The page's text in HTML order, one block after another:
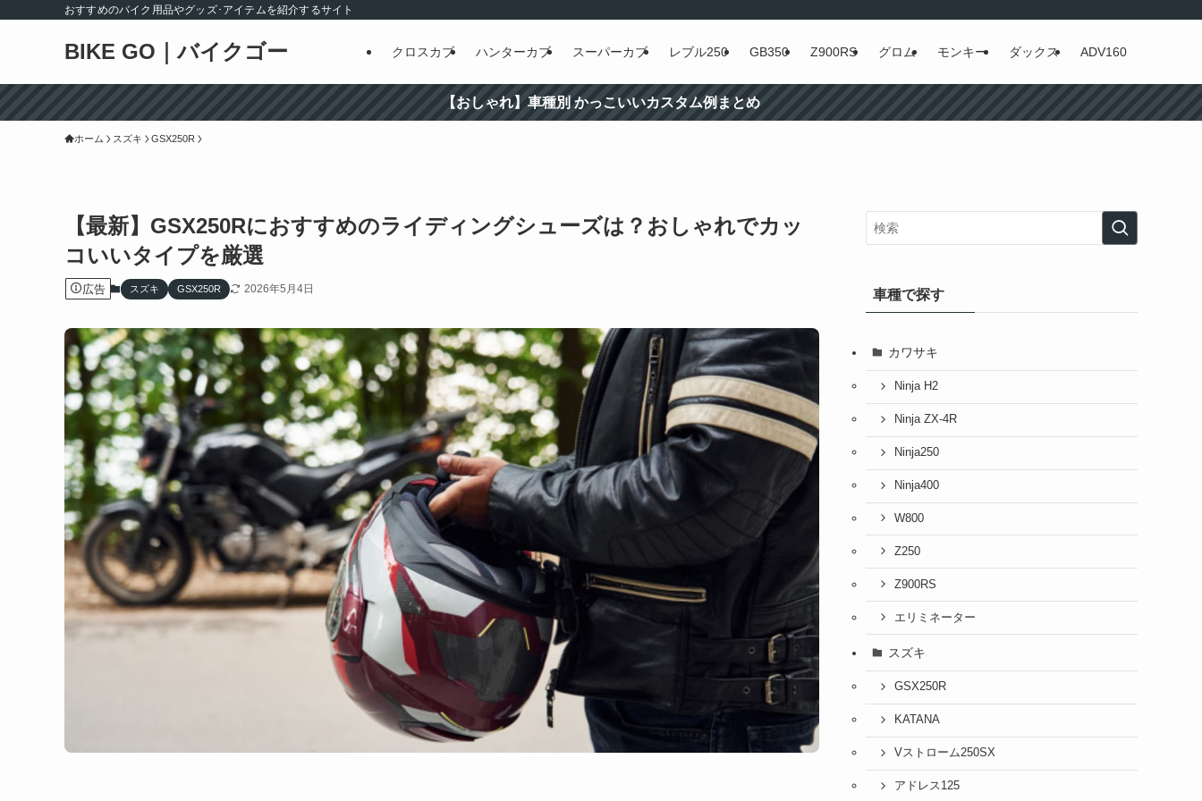
おすすめのバイク用品やグッズ･アイテムを紹介するサイト
BIKE GO｜バイクゴー クロスカブ ハンターカブ スーパーカブ レブル250 GB350 Z900RS グロム モンキー ダックス ADV160
【おしゃれ】車種別 かっこいいカスタム例まとめ
ホーム スズキ GSX250R
【最新】GSX250Rにおすすめのライディングシューズは？おしゃれでカッ
コいいタイプを厳選
広告 スズキ GSX250R 2026年5月4日 車種で探す
カワサキ
Ninja H2
Ninja ZX-4R
Ninja250
Ninja400
W800
Z250
Z900RS
エリミネーター
スズキ
GSX250R
KATANA
Vストローム250SX
アドレス125